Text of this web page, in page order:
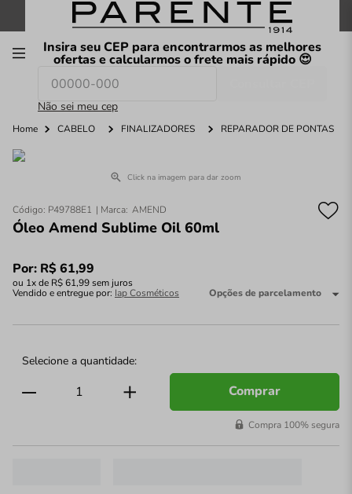
FRETE GRÁTIS nas compras a partir de R$199
Insira seu CEP para encontrarmos as melhores
ofertas e calcularmos o frete mais rápido 😍
Não sei meu cep
O que você procura hoje?
Home CABELO FINALIZADORES REPARADOR DE PONTAS
Click na imagem para dar zoom
Código: P49788E1 AMEND
Óleo Amend Sublime Oil 60ml
Por: R$61,99
ou 1x de R$61,99sem juros
Vendido e entregue por: Iap Cosméticos Opções de parcelamento
Comprar
Compra 100% segura